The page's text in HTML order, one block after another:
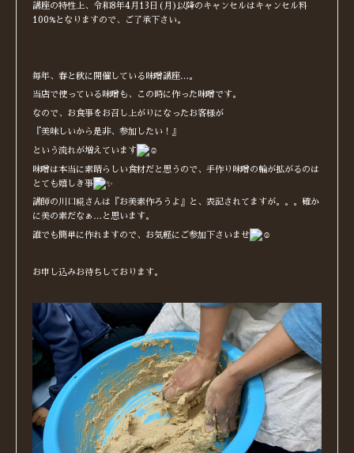
講座の特性上、令和8年4月13日(月)以降のキャンセルはキャンセル料
100%となりますので、ご了承下さい。
毎年、春と秋に開催している味噌講座…。
当店で使っている味噌も、この時に作った味噌です。
なので、お食事をお召し上がりになったお客様が
『美味しいから是非、参加したい！』
という流れが増えています
味噌は本当に素晴らしい食材だと思うので、手作り味噌の輪が拡がるのは
とても嬉しき事
講師の川口糀さんは『お美素作ろうよ』と、表記されてますが。。。確か
に美の素だなぁ…と思います。
誰でも簡単に作れますので、お気軽にご参加下さいませ
お申し込みお待ちしております。